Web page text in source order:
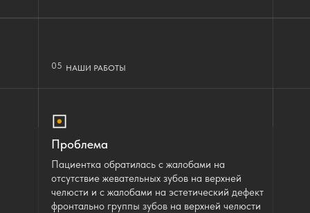
НАШИ РАБОТЫ
05
Проблема
Пациентка обратилась с жалобами на
отсутствие жевательных зубов на верхней
челюсти и с жалобами на эстетический дефект
фронтально группы зубов на верхней челюсти